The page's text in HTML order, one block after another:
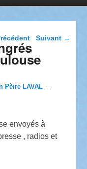
Navigation dans les
Suivant →
Pèire LAVAL —
envoyés à
, radios et